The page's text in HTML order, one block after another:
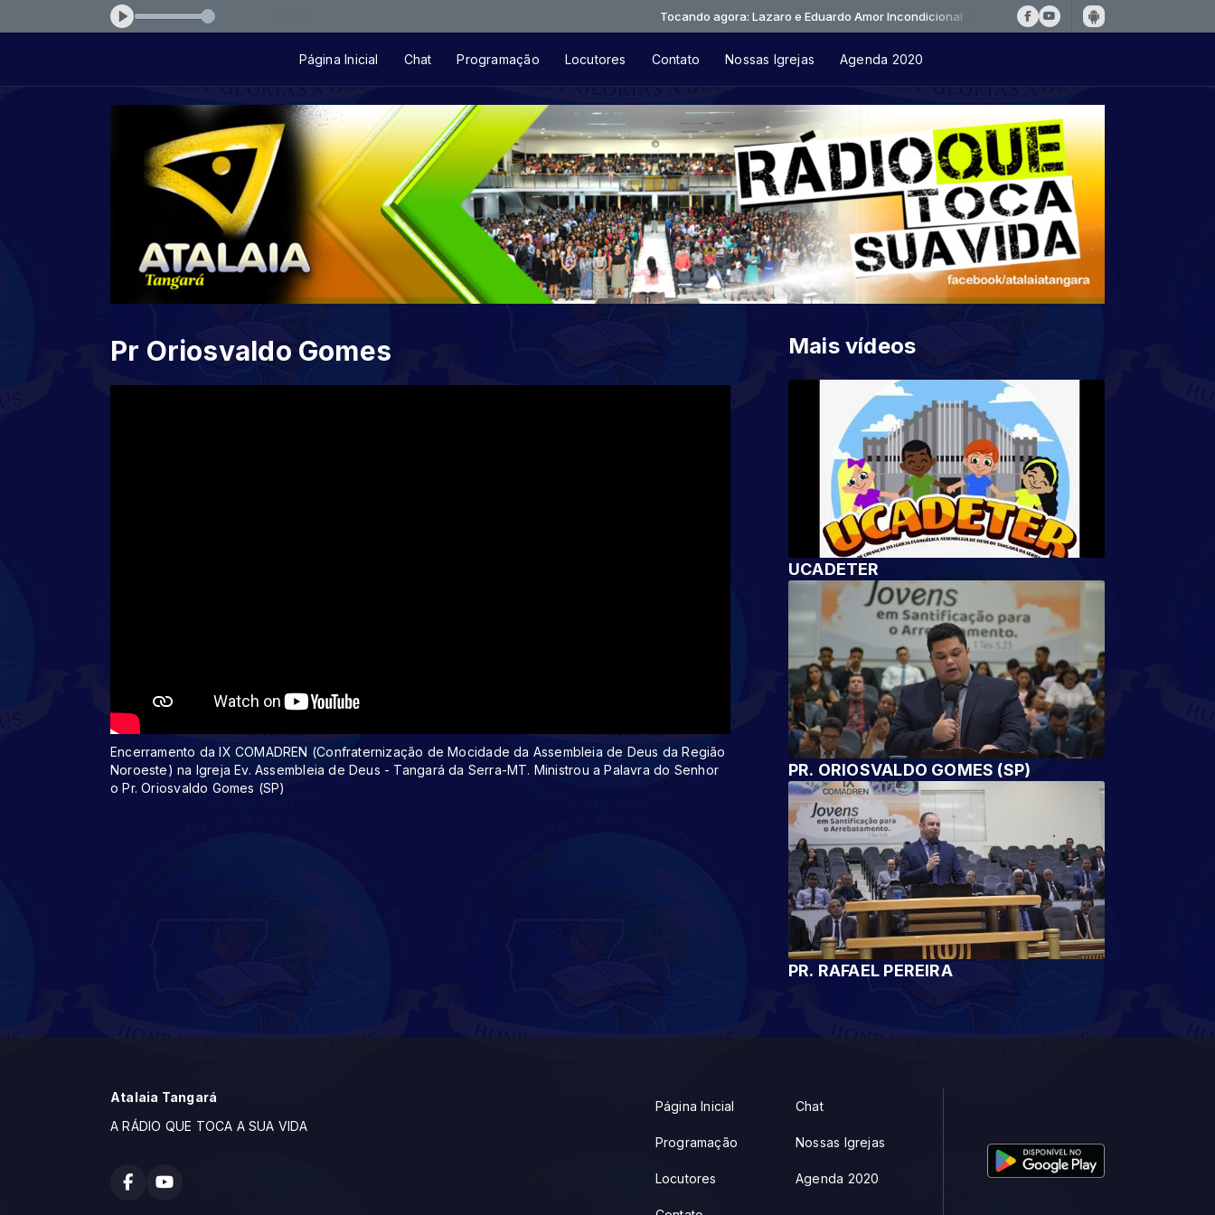
Amor Incondicional Tocando agora: Lazaro e Eduardo Amor Incondicional
Página Inicial Chat Programação Locutores Contato Nossas Igrejas Agenda 2020
Pr Oriosvaldo Gomes Mais vídeos
UCADETER
PR. ORIOSVALDO GOMES (SP)
PR. RAFAEL PEREIRA
Encerramento da IX COMADREN (Confraternização de Mocidade da Assembleia de Deus da Região
Noroeste) na Igreja Ev. Assembleia de Deus - Tangará da Serra-MT. Ministrou a Palavra do Senhor
o Pr. Oriosvaldo Gomes (SP)
Atalaia Tangará
A RÁDIO QUE TOCA A SUA VIDA
Página Inicial
Programação
Locutores
Chat
Nossas Igrejas
Agenda 2020